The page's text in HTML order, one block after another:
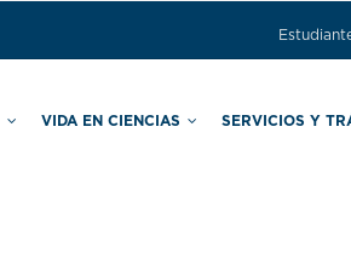
VIDA EN CIENCIAS SERVICIOS Y